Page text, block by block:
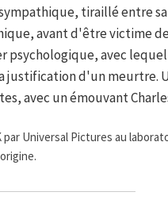
sympathique, tiraillé entre
avant d'être victime
psychologique, avec
justification d'un meurtre.
avec un émouvant
par Universal Pictures au